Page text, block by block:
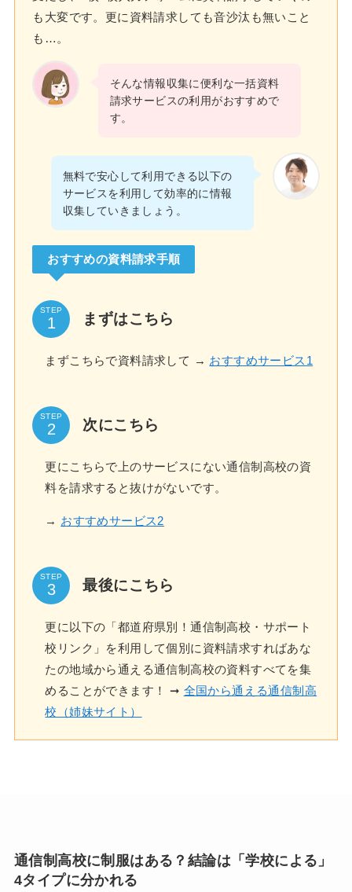
も大変です。更に資料請求しても音沙汰も無いこと
も…。
そんな情報収集に便利な一括資料
請求サービスの利用がおすすめで
す。
無料で安心して利用できる以下の
サービスを利用して効率的に情報
収集していきましょう。
おすすめの資料請求手順
STEP
まずはこちら
まずこちらで資料請求して → おすすめサービス1
STEP
次にこちら
更にこちらで上のサービスにない通信制高校の資
料を請求すると抜けがないです。
→ おすすめサービス2
STEP
最後にこちら
更に以下の「都道府県別！通信制高校・サポート
校リンク」を利用して個別に資料請求すればあな
たの地域から通える通信制高校の資料すべてを集
めることができます！ ➞ 全国から通える通信制高
校（姉妹サイト）
通信制高校に制服はある？結論は「学校による」
4タイプに分かれる